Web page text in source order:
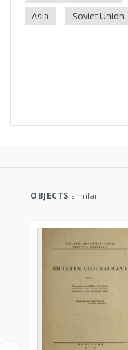
Asia
Soviet Union
OBJECTS similar